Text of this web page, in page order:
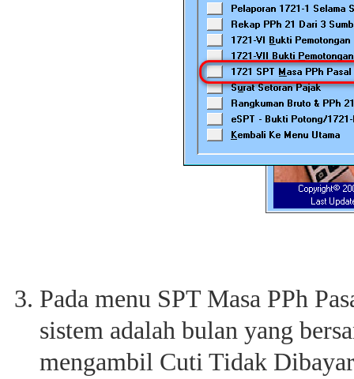
Pada menu SPT Masa PPh
sistem adalah bulan yang
mengambil Cuti Tidak